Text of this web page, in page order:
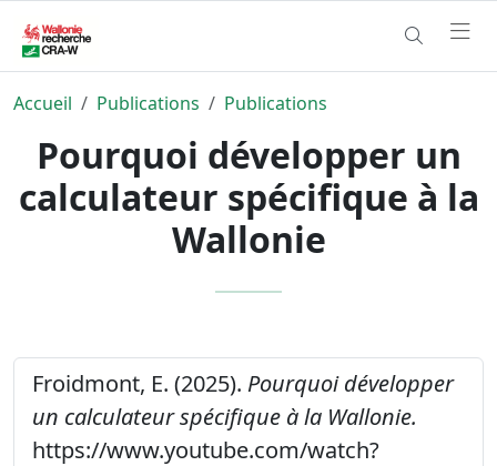
Accueil Publications Publications
Pourquoi développer un
calculateur spécifique à la
Wallonie
Froidmont, E. (2025). Pourquoi développer
un calculateur spécifique à la Wallonie.
https://www.youtube.com/watch?